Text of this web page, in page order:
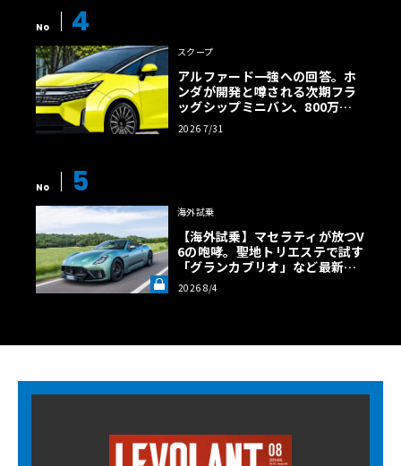
No 4
スクープ
アルファード一強への回答。ホ
ンダが開発と噂される次期フラ
ッグシップミニバン、800万円
超の勝算【予想CG】
2026 7/31
No 5
海外試乗
【海外試乗】マセラティが放つV
6の咆哮。聖地トリエステで試す
「グランカブリオ」など最新ト
ロフェオ3台の官能評価《LE VO
LANT LAB》
2026 8/4